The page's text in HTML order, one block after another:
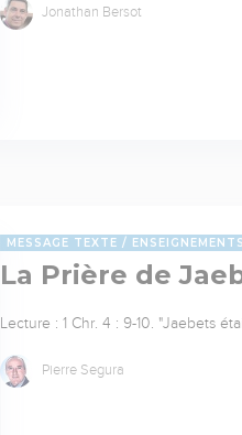
Jonathan Bersot
MESSAGE TEXTE
La Prière de
Lecture : 1 Chr. 4 : 9-10. "Jaebets
Pierre Segura